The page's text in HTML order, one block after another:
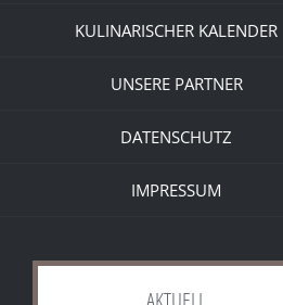
KULINARISCHER KALENDER
UNSERE PARTNER
DATENSCHUTZ
IMPRESSUM